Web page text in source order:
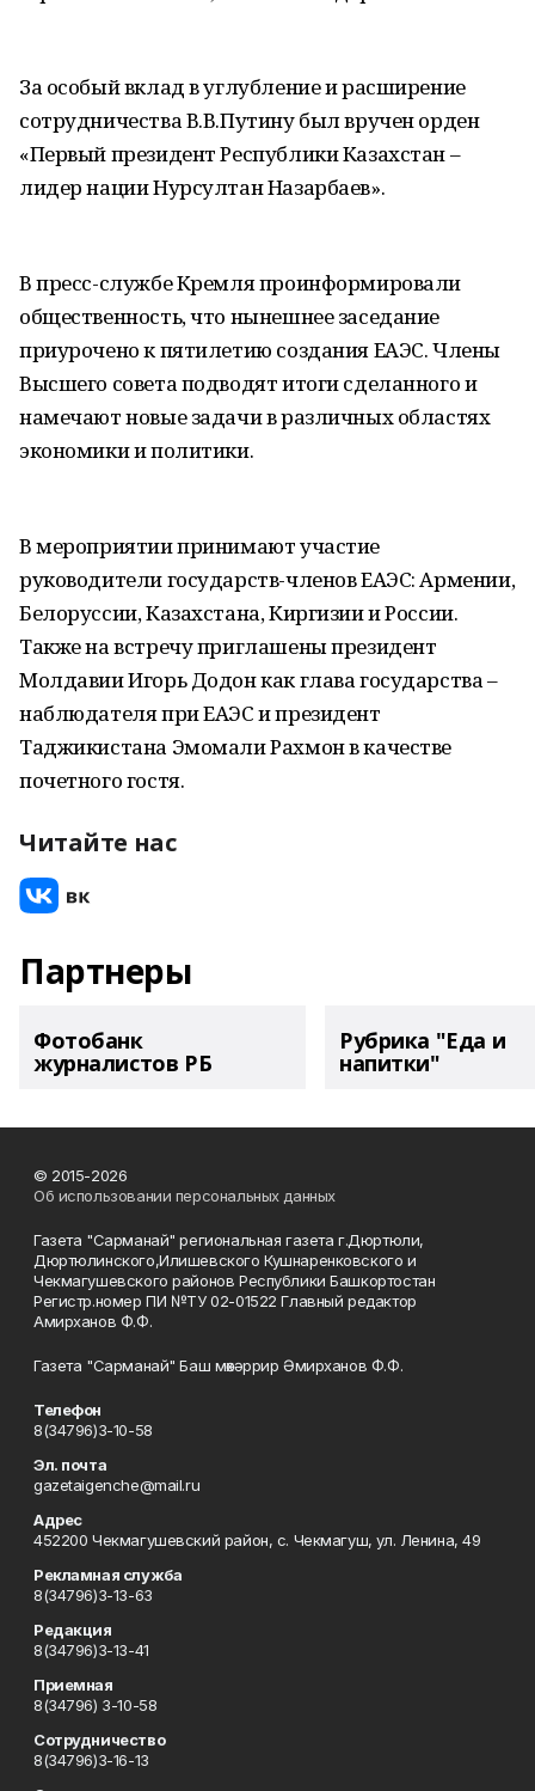
За особый вклад в углубление и расширение
сотрудничества В.В.Путину был вручен орден
«Первый президент Республики Казахстан –
лидер нации Нурсултан Назарбаев».
В пресс-службе Кремля проинформировали
общественность, что нынешнее заседание
приурочено к пятилетию создания ЕАЭС. Члены
Высшего совета подводят итоги сделанного и
намечают новые задачи в различных областях
экономики и политики.
В мероприятии принимают участие
руководители государств-членов ЕАЭС: Армении,
Белоруссии, Казахстана, Киргизии и России.
Также на встречу приглашены президент
Молдавии Игорь Додон как глава государства –
наблюдателя при ЕАЭС и президент
Таджикистана Эмомали Рахмон в качестве
почетного гостя.
Читайте нас
Партнеры
Фотобанк
журналистов РБ
Рубрика "Еда и
напитки"
© 2015-2026
Об использовании персональных данных
Газета "Сарманай" региональная газета г.Дюртюли,
Дюртюлинского,Илишевского Кушнаренковского и
Чекмагушевского районов Республики Башкортостан
Регистр.номер ПИ №ТУ 02-01522 Главный редактор
Амирханов Ф.Ф.
Газета "Сарманай" Баш мөхәррир Әмирханов Ф.Ф.
Телефон
8(34796)3-10-58
Эл. почта
gazetaigenche@mail.ru
Адрес
452200 Чекмагушевский район, с. Чекмагуш, ул. Ленина, 49
Рекламная служба
8(34796)3-13-63
Редакция
8(34796)3-13-41
Приемная
8(34796) 3-10-58
Сотрудничество
8(34796)3-16-13